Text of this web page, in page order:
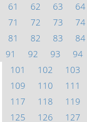
61
62 63 64
71
72 73 74
81
82 83 84
91
92 93 94
101
102 103
109
110 111
117
118 119
125
126 127